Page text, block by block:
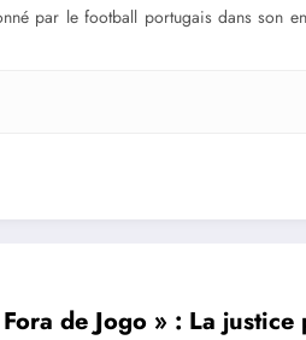
par le football portugais dans son
de Jogo » : La